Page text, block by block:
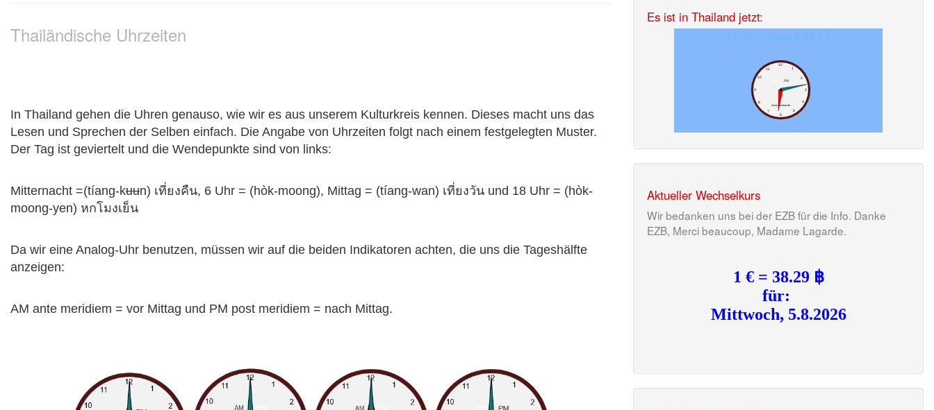
Thailändische Uhrzeiten
In Thailand gehen die Uhren genauso, wie wir es aus unserem Kulturkreis kennen. Dieses macht uns das
Lesen und Sprechen der Selben einfach. Die Angabe von Uhrzeiten folgt nach einem festgelegten Muster.
Der Tag ist geviertelt und die Wendepunkte sind von links:
Mitternacht =(tíang-kʉʉn) เที่ยงคืน, 6 Uhr = (hòk-moong), Mittag = (tíang-wan) เที่ยงวัน und 18 Uhr = (hòk-
moong-yen) หกโมงเย็น
Da wir eine Analog-Uhr benutzen, müssen wir auf die beiden Indikatoren achten, die uns die Tageshälfte
anzeigen:
AM ante meridiem = vor Mittag und PM post meridiem = nach Mittag.
Es ist in Thailand jetzt:
Aktueller Wechselkurs
Wir bedanken uns bei der EZB für die Info. Danke
EZB, Merci beaucoup, Madame Lagarde.